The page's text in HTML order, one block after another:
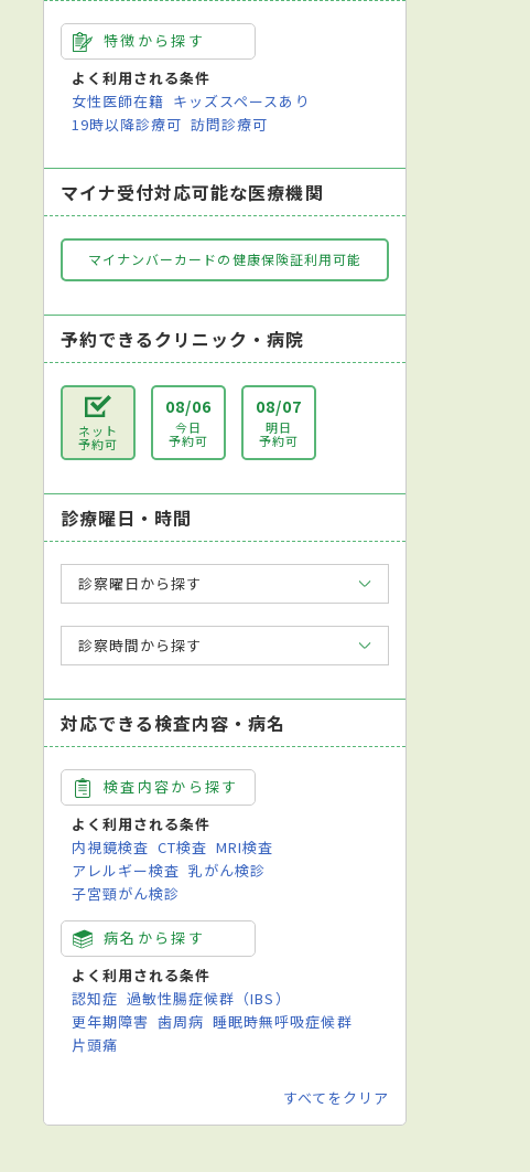
特徴から探す
よく利用される条件
女性医師在籍 キッズスペースあり
19時以降診療可 訪問診療可
マイナ受付対応可能な医療機関
マイナンバーカードの健康保険証利用可能
予約できるクリニック・病院
ネット
予約可
08/06
今日
予約可
08/07
明日
予約可
診療曜日・時間
診察曜日から探す
診察時間から探す
対応できる検査内容・病名
検査内容から探す
よく利用される条件
内視鏡検査 CT検査 MRI検査
アレルギー検査 乳がん検診
子宮頸がん検診
病名から探す
よく利用される条件
認知症 過敏性腸症候群（IBS）
更年期障害 歯周病 睡眠時無呼吸症候群
片頭痛
すべてをクリア